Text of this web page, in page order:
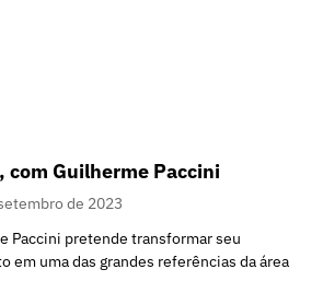
com Guilherme Paccini
de 2023
Paccini pretende transformar seu
em uma das grandes referências da área